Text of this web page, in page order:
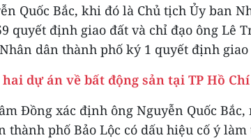
Quốc Bắc, khi đó là Chủ tịch Ủy ban
quyết định giao đất và chỉ đạo ông Lê
dân thành phố ký 1 quyết định
dự án về bất động sản tại TP Hồ
Đồng xác định ông Nguyễn Quốc Bắc,
thành phố Bảo Lộc có dấu hiệu cố ý